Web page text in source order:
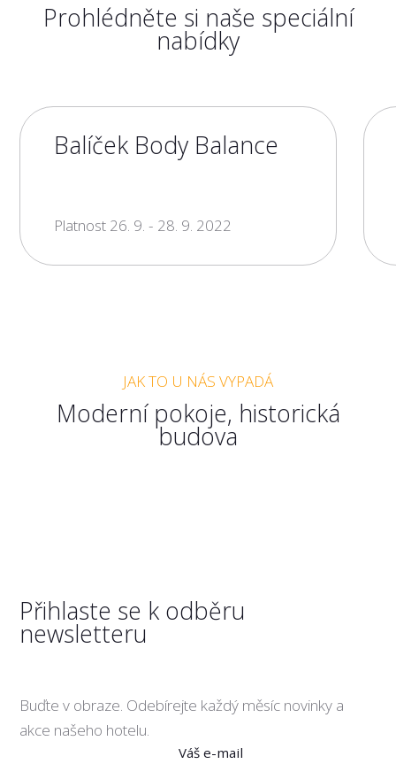
Prohlédněte si naše speciální
nabídky
Balíček Body Balance
Platnost 26. 9. - 28. 9. 2022
JAK TO U NÁS VYPADÁ
Moderní pokoje, historická
budova
Přihlaste se k odběru
newsletteru
Buďte v obraze. Odebírejte každý měsíc novinky a
akce našeho hotelu.
Váš e-mail